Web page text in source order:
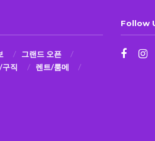
그랜드 오픈
구직
렌트/룸메
Follow